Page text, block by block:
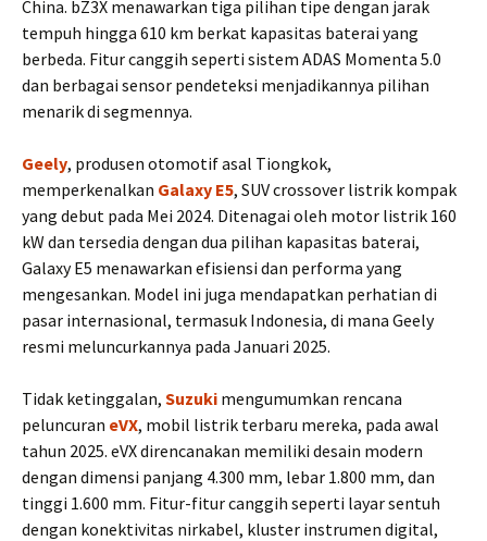
China. bZ3X menawarkan tiga pilihan tipe dengan jarak
tempuh hingga 610 km berkat kapasitas baterai yang
berbeda. Fitur canggih seperti sistem ADAS Momenta 5.0
dan berbagai sensor pendeteksi menjadikannya pilihan
menarik di segmennya. ​
Geely, produsen otomotif asal Tiongkok,
memperkenalkan Galaxy E5, SUV crossover listrik kompak
yang debut pada Mei 2024. Ditenagai oleh motor listrik 160
kW dan tersedia dengan dua pilihan kapasitas baterai,
Galaxy E5 menawarkan efisiensi dan performa yang
mengesankan. Model ini juga mendapatkan perhatian di
pasar internasional, termasuk Indonesia, di mana Geely
resmi meluncurkannya pada Januari 2025.
Tidak ketinggalan, Suzuki mengumumkan rencana
peluncuran eVX, mobil listrik terbaru mereka, pada awal
tahun 2025. eVX direncanakan memiliki desain modern
dengan dimensi panjang 4.300 mm, lebar 1.800 mm, dan
tinggi 1.600 mm. Fitur-fitur canggih seperti layar sentuh
dengan konektivitas nirkabel, kluster instrumen digital,